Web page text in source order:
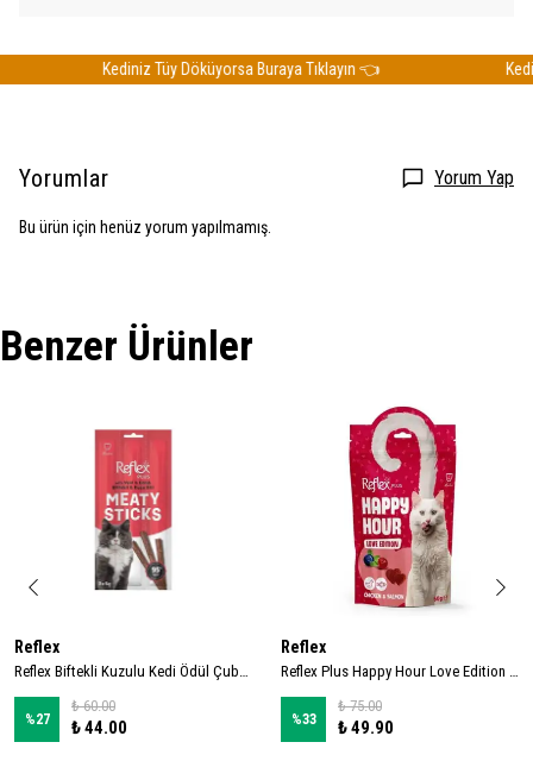
Kediniz Tüy Döküyorsa Buraya Tıklayın 👈
Yorumlar Yorum Yap
Bu ürün için henüz yorum yapılmamış.
Benzer Ürünler
Reflex
Reflex Biftekli Kuzulu Kedi Ödül Çubuğu 5gr (3 Adet)
%27
₺ 60.00
₺ 44.00
Reflex
Reflex Plus Happy Hour Love Edition Kedi Ödül Maması 60gr
%33
₺ 75.00
₺ 49.90